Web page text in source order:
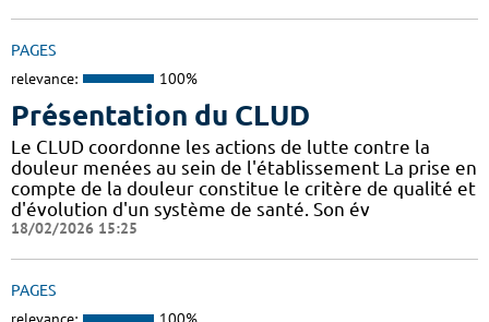
PAGES
relevance: 100%
Présentation du CLUD
Le CLUD coordonne les actions de lutte contre la
douleur menées au sein de l'établissement La prise en
compte de la douleur constitue le critère de qualité et
d'évolution d'un système de santé. Son év
18/02/2026 15:25
PAGES